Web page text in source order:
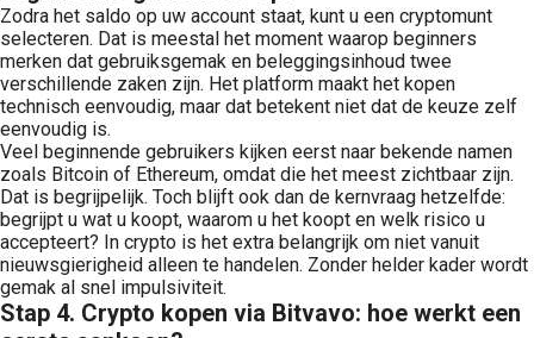
Zodra het saldo op uw account staat, kunt u een cryptomunt
selecteren. Dat is meestal het moment waarop beginners
merken dat gebruiksgemak en beleggingsinhoud twee
verschillende zaken zijn. Het platform maakt het kopen
technisch eenvoudig, maar dat betekent niet dat de keuze zelf
eenvoudig is.
Veel beginnende gebruikers kijken eerst naar bekende namen
zoals Bitcoin of Ethereum, omdat die het meest zichtbaar zijn.
Dat is begrijpelijk. Toch blijft ook dan de kernvraag hetzelfde:
begrijpt u wat u koopt, waarom u het koopt en welk risico u
accepteert? In crypto is het extra belangrijk om niet vanuit
nieuwsgierigheid alleen te handelen. Zonder helder kader wordt
gemak al snel impulsiviteit.
Stap 4. Crypto kopen via Bitvavo: hoe werkt een